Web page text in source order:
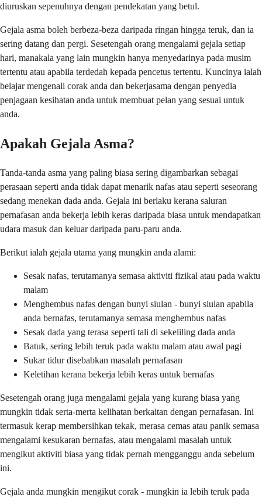
diuruskan sepenuhnya dengan pendekatan yang betul.
Gejala asma boleh berbeza-beza daripada ringan hingga teruk, dan ia
sering datang dan pergi. Sesetengah orang mengalami gejala setiap
hari, manakala yang lain mungkin hanya menyedarinya pada musim
tertentu atau apabila terdedah kepada pencetus tertentu. Kuncinya ialah
belajar mengenali corak anda dan bekerjasama dengan penyedia
penjagaan kesihatan anda untuk membuat pelan yang sesuai untuk
anda.
Apakah Gejala Asma?
Tanda-tanda asma yang paling biasa sering digambarkan sebagai
perasaan seperti anda tidak dapat menarik nafas atau seperti seseorang
sedang menekan dada anda. Gejala ini berlaku kerana saluran
pernafasan anda bekerja lebih keras daripada biasa untuk mendapatkan
udara masuk dan keluar daripada paru-paru anda.
Berikut ialah gejala utama yang mungkin anda alami:
Sesak nafas, terutamanya semasa aktiviti fizikal atau pada waktu
malam
Menghembus nafas dengan bunyi siulan - bunyi siulan apabila
anda bernafas, terutamanya semasa menghembus nafas
Sesak dada yang terasa seperti tali di sekeliling dada anda
Batuk, sering lebih teruk pada waktu malam atau awal pagi
Sukar tidur disebabkan masalah pernafasan
Keletihan kerana bekerja lebih keras untuk bernafas
Sesetengah orang juga mengalami gejala yang kurang biasa yang
mungkin tidak serta-merta kelihatan berkaitan dengan pernafasan. Ini
termasuk kerap membersihkan tekak, merasa cemas atau panik semasa
mengalami kesukaran bernafas, atau mengalami masalah untuk
mengikut aktiviti biasa yang tidak pernah mengganggu anda sebelum
ini.
Gejala anda mungkin mengikut corak - mungkin ia lebih teruk pada